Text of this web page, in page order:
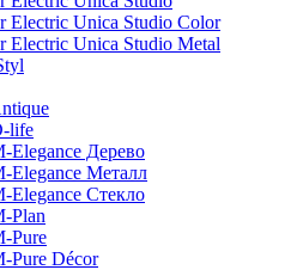
Electric Unica Studio Color
Electric Unica Studio Metal
life
Elegance Дерево
Elegance Металл
Elegance Стекло
Plan
Pure
Pure Décor